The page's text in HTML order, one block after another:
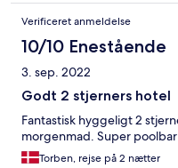
as confirming your full
were non-existent.
the other, no fried eggs
good as were the coffee
cheaper up the road with
up pretty good.
Verificeret anmeldelse
10/10 Enestående
3. sep. 2022
Godt 2 stjerners hotel
Fantastisk hyggeligt 2
morgenmad. Super
Torben, rejse på 2 nætter